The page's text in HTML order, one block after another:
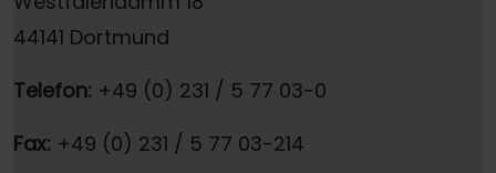
44141 Dortmund
Telefon: +49 (0) 231 / 5 77 03-0
Fax: +49 (0) 231 / 5 77 03-214